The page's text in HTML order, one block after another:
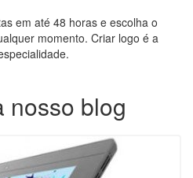
em até 48 horas e escolha o
momento. Criar logo é a
nosso blog